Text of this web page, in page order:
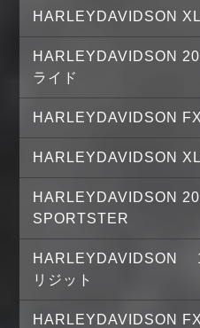
HARLEYDAVIDSON
HARLEYDAVIDSON
ライド
HARLEYDAVIDSON
HARLEYDAVIDSON
HARLEYDAVIDSON
SPORTSTER
HARLEYDAVIDSON
リジット
HARLEYDAVIDSON